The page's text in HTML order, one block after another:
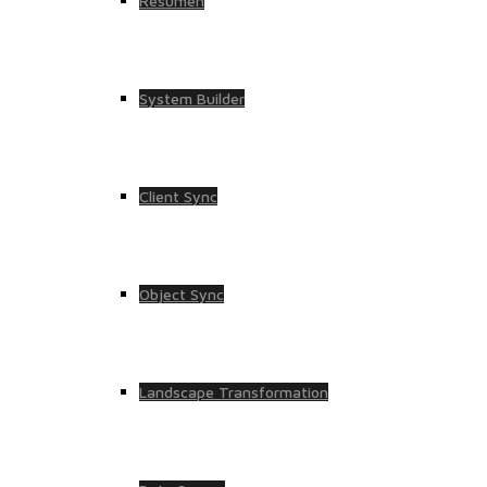
System Builder
Client Sync
Object Sync
Landscape Transformation